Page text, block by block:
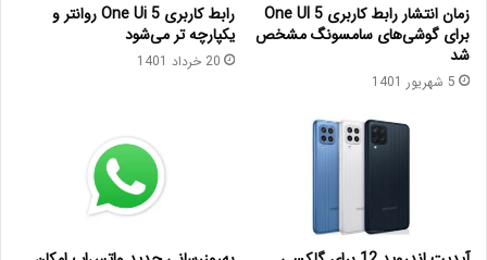
زمان انتشار رابط کاربری One UI 5
برای گوشی‌های سامسونگ مشخص
شد
5 شهریور 1401
رابط کاربری One Ui 5 روانتر و
یکپارچه تر می‌شود
20 خرداد 1401